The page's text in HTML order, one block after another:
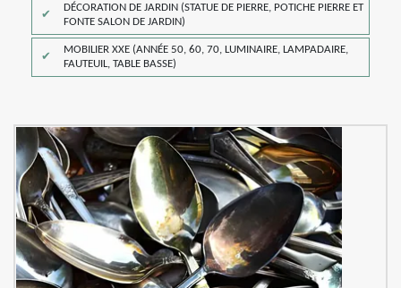
DÉCORATION DE JARDIN (STATUE DE PIERRE, POTICHE PIERRE ET
FONTE SALON DE JARDIN)
MOBILIER XXE (ANNÉE 50, 60, 70, LUMINAIRE, LAMPADAIRE,
FAUTEUIL, TABLE BASSE)